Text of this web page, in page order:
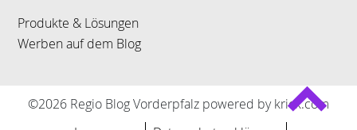
Produkte & Lösungen
Werben auf dem Blog
©2026 Regio Blog Vorderpfalz powered by krick.com